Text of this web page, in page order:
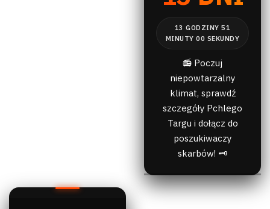
📻 Poczuj
niepowtarzalny
klimat, sprawdź
szczegóły Pchlego
Targu i dołącz do
poszukiwaczy
skarbów! 🗝️